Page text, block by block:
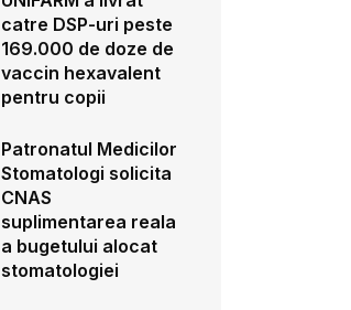
catre DSP-uri peste
169.000 de doze de
vaccin hexavalent
pentru copii
Patronatul Medicilor
Stomatologi solicita
CNAS
suplimentarea reala
a bugetului alocat
stomatologiei